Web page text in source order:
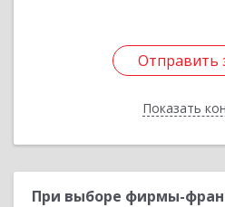
Отправить
Показать
Отправить
Назад
При выборе фирмы-